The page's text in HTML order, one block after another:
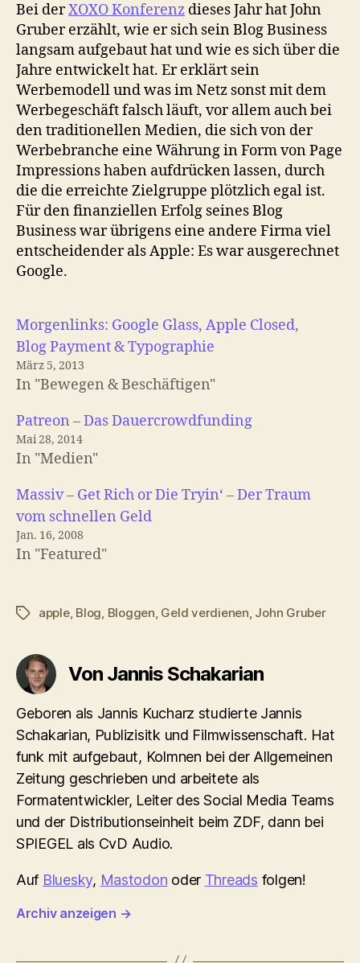
Bei derXOXO Konferenz dieses Jahr hat John
Gruber erzählt, wie er sich sein Blog Business
langsam aufgebaut hat und wie es sich über die
Jahre entwickelt hat. Er erklärt sein
Werbemodell und was im Netz sonst mit dem
Werbegeschäft falsch läuft, vor allem auch bei
den traditionellen Medien, die sich von der
Werbebranche eine Währung in Form von Page
Impressions haben aufdrücken lassen, durch
die die erreichte Zielgruppe plötzlich egal ist.
Für den finanziellen Erfolg seines Blog
Business war übrigens eine andere Firma viel
entscheidender als Apple: Es war ausgerechnet
Google.
Morgenlinks: Google Glass, Apple Closed,
Blog Payment & Typographie
März 5, 2013
In "Bewegen & Beschäftigen"
Patreon – Das Dauercrowdfunding
Mai 28, 2014
In "Medien"
Massiv – Get Rich or Die Tryin‘ – Der Traum
vom schnellen Geld
Jan. 16, 2008
In "Featured"
Schlagwörter
apple, Blog Bloggen Geld verdienen John Gruber
Von Jannis Schakarian
Geboren als Jannis Kucharz studierte Jannis
Schakarian, Publizisitk und Filmwissenschaft. Hat
funk mit aufgebaut, Kolmnen bei der Allgemeinen
Zeitung geschrieben und arbeitete als
Formatentwickler, Leiter des Social Media Teams
und der Distributionseinheit beim ZDF, dann bei
SPIEGEL als CvD Audio.
Auf Bluesky, Mastodon oder Threads folgen!
Archiv anzeigen →